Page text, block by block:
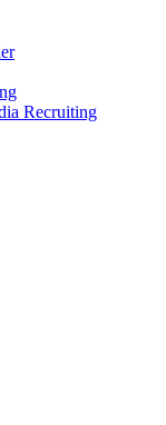
Recruiting